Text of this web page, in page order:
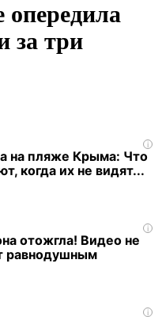
опередила
за три
i
на пляже Крыма: Что
когда их не видят...
i
отожгла! Видео не
равнодушным
i